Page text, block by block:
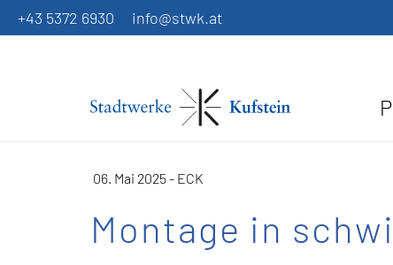
+43 5372 6930 info@stwk.at
06. Mai 2025 - ECK
Montage in